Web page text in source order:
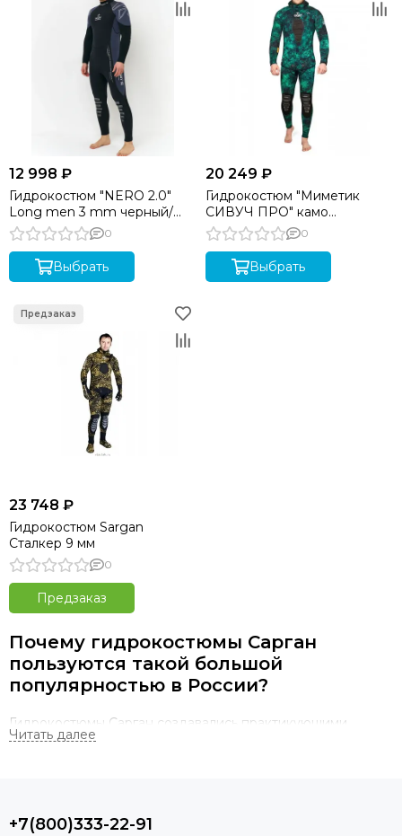
12 998 ₽
Гидрокостюм "NERO 2.0"
Long men 3 mm черный/
серый
0
Выбрать
20 249 ₽
Гидрокостюм "Миметик
СИВУЧ ПРО" камо
GalaxyAPE/08 7 мм SARGAN
0
Выбрать
23 748 ₽
Гидрокостюм Sargan
Сталкер 9 мм
0
Предзаказ
Почему гидрокостюмы Сарган
пользуются такой большой
популярностью в России?
Гидрокостюмы Сарган создавались практикующими
российскими подводными охотниками для российских
тип фигуры (высокий и стройный), в России же многие
+7(800)333-22-91